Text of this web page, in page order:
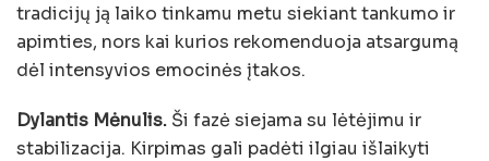
tradicijų ją laiko tinkamu metu siekiant tankumo ir
apimties, nors kai kurios rekomenduoja atsargumą
dėl intensyvios emocinės įtakos.
Dylantis Mėnulis. Ši fazė siejama su lėtėjimu ir
stabilizacija. Kirpimas gali padėti ilgiau išlaikyti